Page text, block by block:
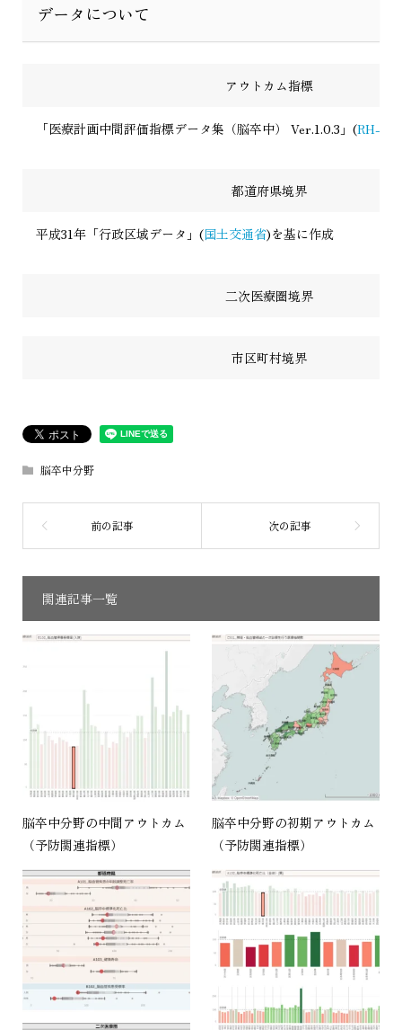
データについて
アウトカム指標
「医療計画中間評価指標データ集（脳卒中） Ver.1.0.3」(RH-
都道府県境界
平成31年「行政区域データ」(国土交通省)を基に作成
二次医療圏境界
市区町村境界
脳卒中分野
関連記事一覧
脳卒中分野の中間アウトカム
（予防関連指標）
脳卒中分野の初期アウトカム
（予防関連指標）